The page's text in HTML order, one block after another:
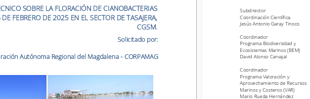
SOBRE LA FLORACIÓN DE CIANOBACTERIAS
FEBRERO DE 2025 EN EL SECTOR DE TASAJERA,
CGSM.
SOBRE LA FLORACIÓN DE CIANOBACTERIAS
FEBRERO DE 2025 EN EL SECTOR DE TASAJERA,
CGSM.
Solicitado por:
Autónoma Regional del Magdalena - CORPAMAG
Coordinación Científica
Jesús Antonio Garay Tinoco
Programa Biodiversidad y
Ecosistemas Marinos (BEM)
David Alonso Carvajal
Programa Valoración y
Aprovechamiento de Recursos
Marinos y Costeros (VAR)
Mario Rueda Hernández
Subdirector
Coordinación Científica
Jesús Antonio Garay Tinoco
Coordinador
Programa Biodiversidad y
Ecosistemas Marinos (BEM)
David Alonso Carvajal
Coordinador
Programa Valoración y
Aprovechamiento de Recursos
Marinos y Costeros (VAR)
Mario Rueda Hernández